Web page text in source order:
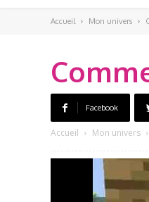
Accueil Mon univers
Facebook
Accueil Mon univers